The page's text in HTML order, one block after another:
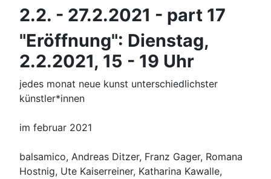
2.2. - 27.2.2021 - part 17
"Eröffnung": Dienstag,
2.2.2021, 15 - 19 Uhr
jedes monat neue kunst unterschiedlichster
künstler*innen
im februar 2021
balsamico, Andreas Ditzer, Franz Gager, Romana
Hostnig, Ute Kaiserreiner, Katharina Kawalle,